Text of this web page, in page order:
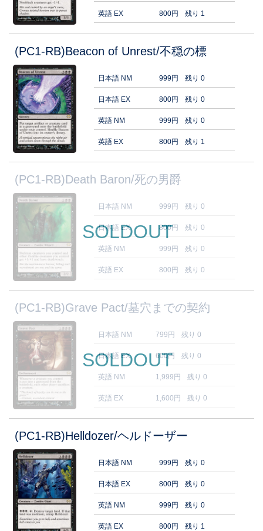
英語 EX 800円 残り 1
(PC1-RB)Beacon of Unrest/不穏の標
日本語 NM 999円 残り 0
日本語 EX 800円 残り 0
英語 NM 999円 残り 0
英語 EX 800円 残り 1
(PC1-RB)Death Baron/死の男爵
日本語 NM 999円 残り 0
日本語 EX 800円 残り 0
英語 NM 999円 残り 0
英語 EX 800円 残り 0
SOLDOUT
(PC1-RB)Grave Pact/墓穴までの契約
日本語 NM 799円 残り 0
日本語 EX 600円 残り 0
英語 NM 1,999円 残り 0
英語 EX 1,600円 残り 0
SOLDOUT
(PC1-RB)Helldozer/ヘルドーザー
日本語 NM 999円 残り 0
日本語 EX 800円 残り 0
英語 NM 999円 残り 0
英語 EX 800円 残り 1